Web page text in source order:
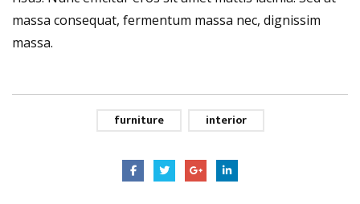
massa consequat, fermentum massa nec, dignissim
massa.
furniture interior